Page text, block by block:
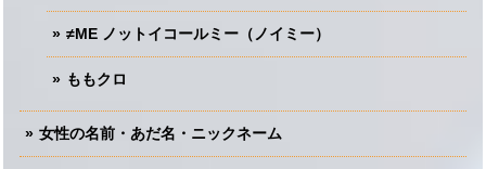
≠ME ノットイコールミー（ノイミー）
ももクロ
女性の名前・あだ名・ニックネーム